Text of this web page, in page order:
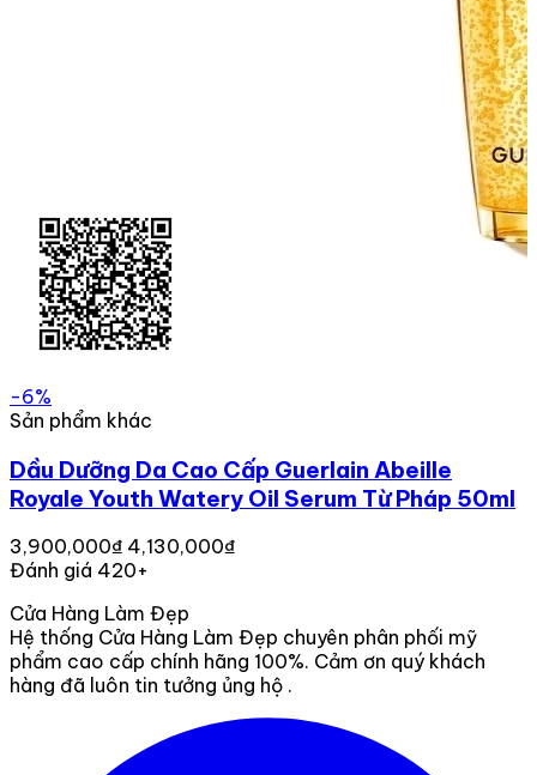
-6%
Sản phẩm khác
Dầu Dưỡng Da Cao Cấp Guerlain Abeille
Royale Youth Watery Oil Serum Từ Pháp 50ml
3,900,000₫ 4,130,000₫
Đánh giá 420+
Cửa Hàng Làm Đẹp
Hệ thống Cửa Hàng Làm Đẹp chuyên phân phối mỹ
phẩm cao cấp chính hãng 100%. Cảm ơn quý khách
hàng đã luôn tin tưởng ủng hộ .